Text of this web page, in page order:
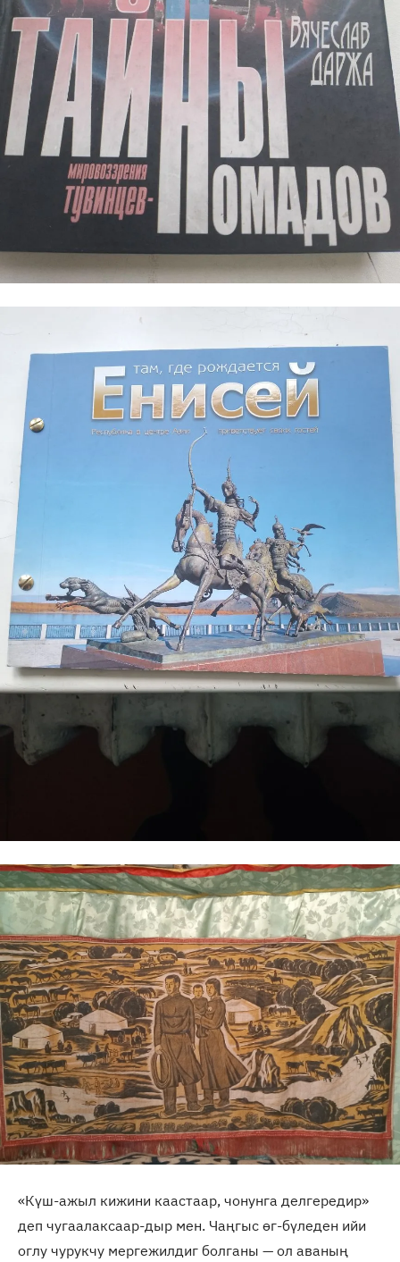
«Күш-ажыл кижини каастаар, чонунга делгередир»
деп чугаалаксаар-дыр мен. Чаңгыс өг-бүледен ийи
оглу чурукчу мергежилдиг болганы — ол аваның